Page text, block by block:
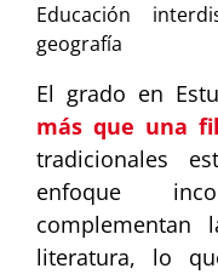
Educación
geografía
El grado en
más que una
tradicionales
enfoque
literatura, lo